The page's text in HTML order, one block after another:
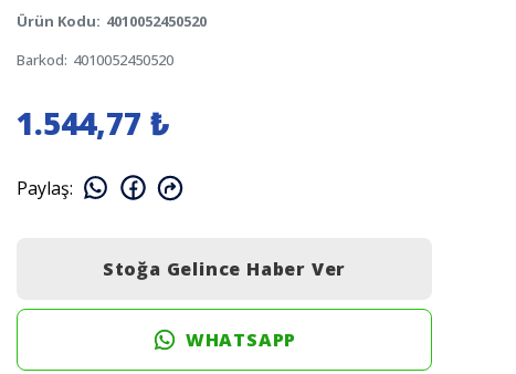
Ürün Kodu: 4010052450520
Barkod: 4010052450520
1.544,77 ₺
Paylaş:
Stoğa Gelince Haber Ver
WHATSAPP